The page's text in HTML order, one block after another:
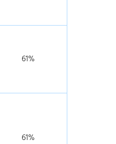
61%
61%